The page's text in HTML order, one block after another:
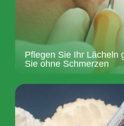
Pflegen Sie Ihr Lächeln
Sie ohne Schmerzen